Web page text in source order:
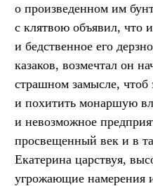
о произведенном им
с клятвою объявил, что
и бедственное его
казаков, возмечтал он
страшном замысле, чтоб
и похитить монаршую
и невозможное
просвещенный век и в
Екатерина царствуя,
угрожающие намерения